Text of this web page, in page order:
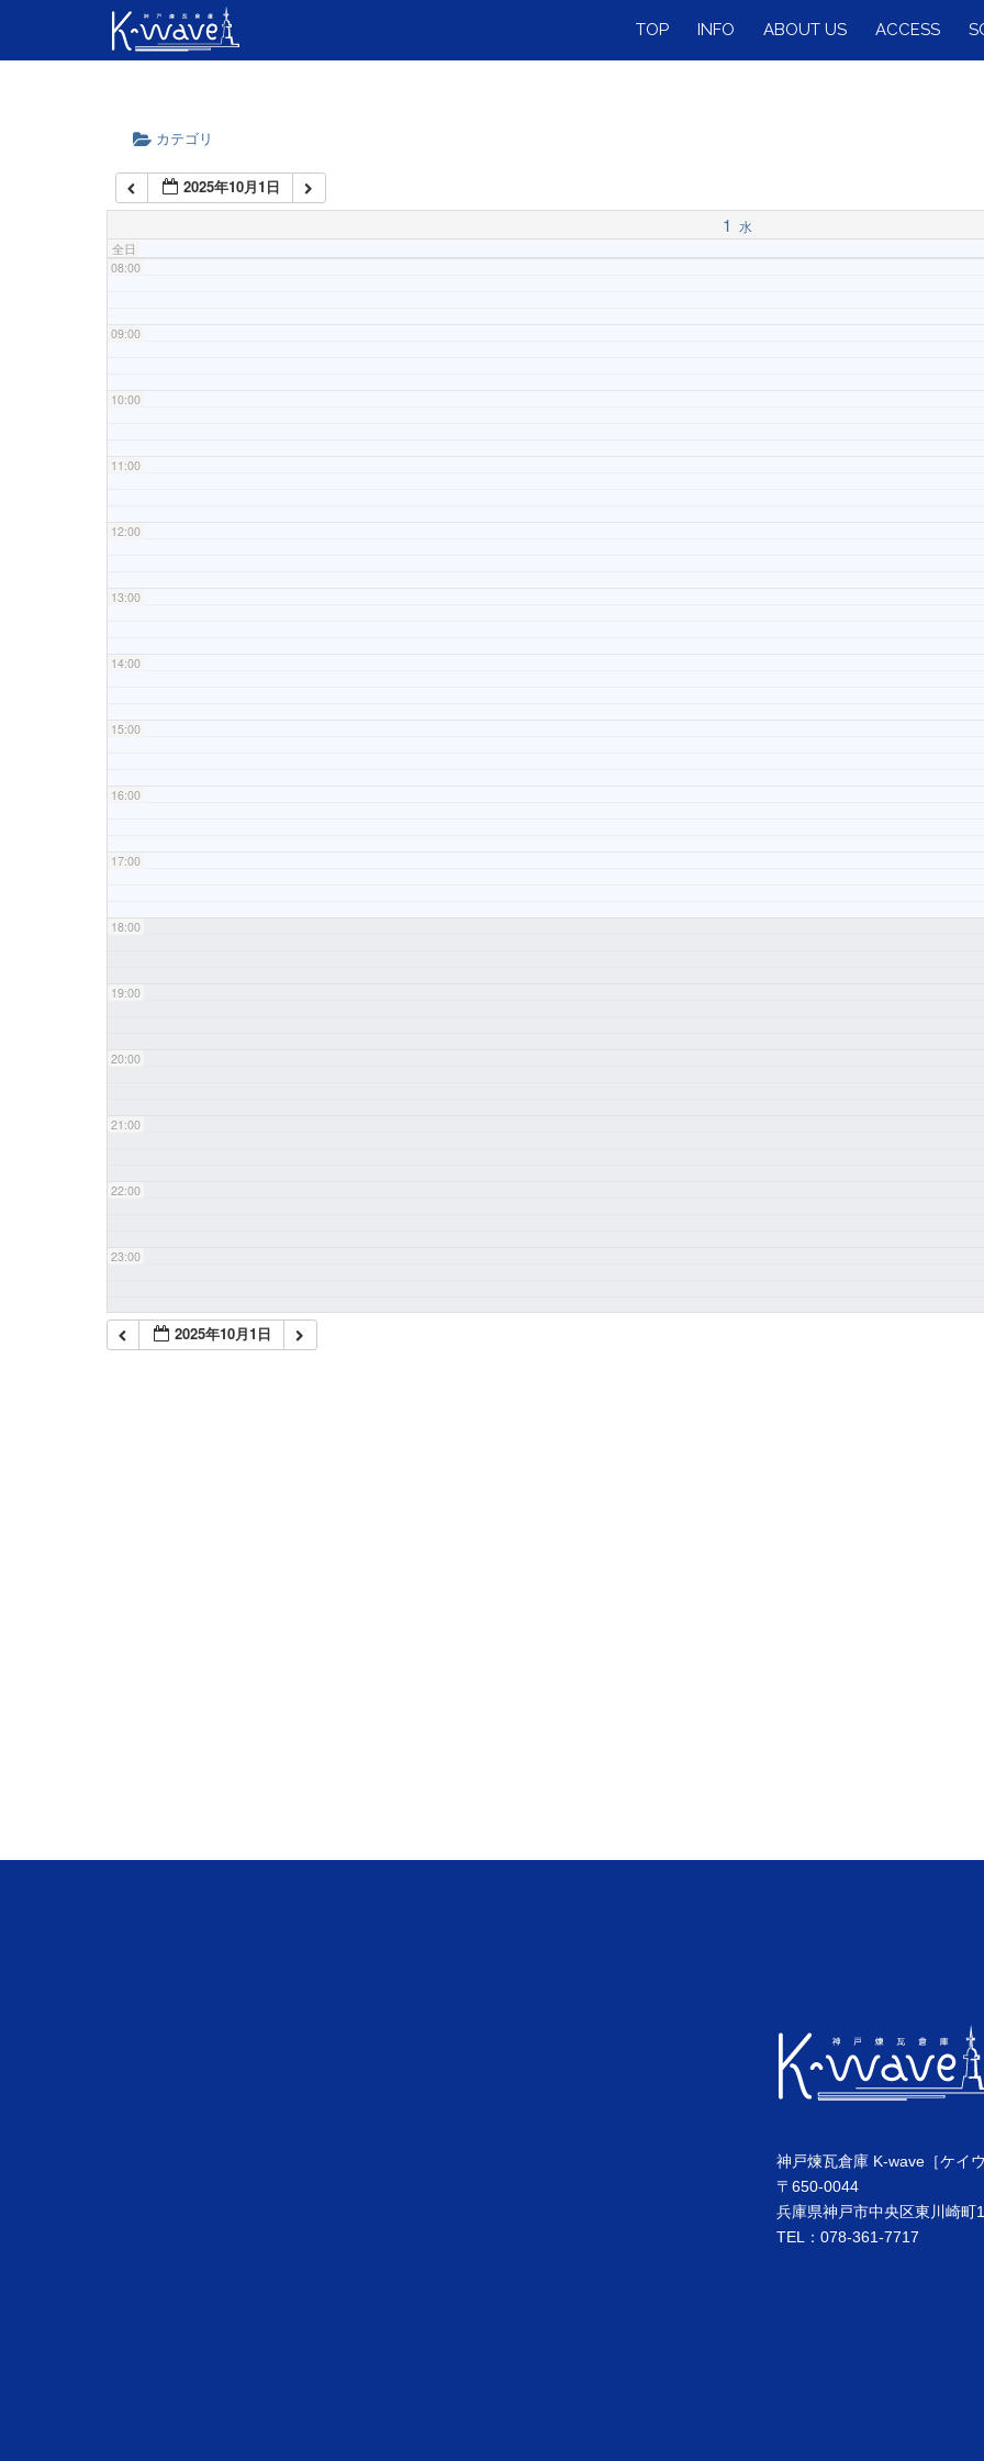
TOP INFO ABOUT US ACCESS
カテゴリ
2025年10月1日
1 水
全日
06:00
07:00
08:00
09:00
10:00
11:00
12:00
13:00
14:00
15:00
16:00
17:00
18:00
19:00
20:00
21:00
22:00
23:00
2025年10月1日
神戸煉瓦倉庫 K-wave［ケイ
〒650-0044
兵庫県神戸市中央区東川崎町
TEL：078-361-7717